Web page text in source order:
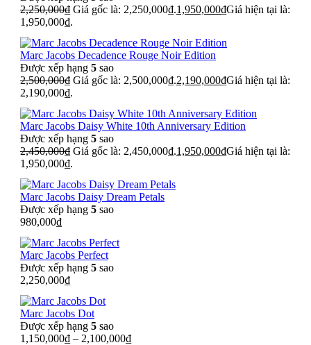
2,250,000₫ Giá gốc là: 2,250,000₫.1,950,000₫Giá hiện tại là:
1,950,000₫.
Marc Jacobs Decadence Rouge Noir Edition
Được xếp hạng 5 sao
2,500,000₫ Giá gốc là: 2,500,000₫.2,190,000₫Giá hiện tại là:
2,190,000₫.
Marc Jacobs Daisy White 10th Anniversary Edition
Được xếp hạng 5 sao
2,450,000₫ Giá gốc là: 2,450,000₫.1,950,000₫Giá hiện tại là:
1,950,000₫.
Marc Jacobs Daisy Dream Petals
Được xếp hạng 5 sao
980,000₫
Marc Jacobs Perfect
Được xếp hạng 5 sao
2,250,000₫
Marc Jacobs Dot
Được xếp hạng 5 sao
1,150,000₫ – 2,100,000₫